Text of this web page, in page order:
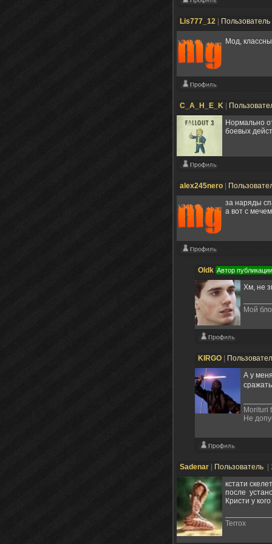
Lis777_12 Пользователь
Мод,
С_A_H_E_K
Нормально
боевых
alex245nero
за наряды
а вот с
Oldk Автор публикации
Хм, не
Мой
KIRGO
А у
Morituri
Не
Sadenar Пользователь
кстати
после
Кристи у
Terrox